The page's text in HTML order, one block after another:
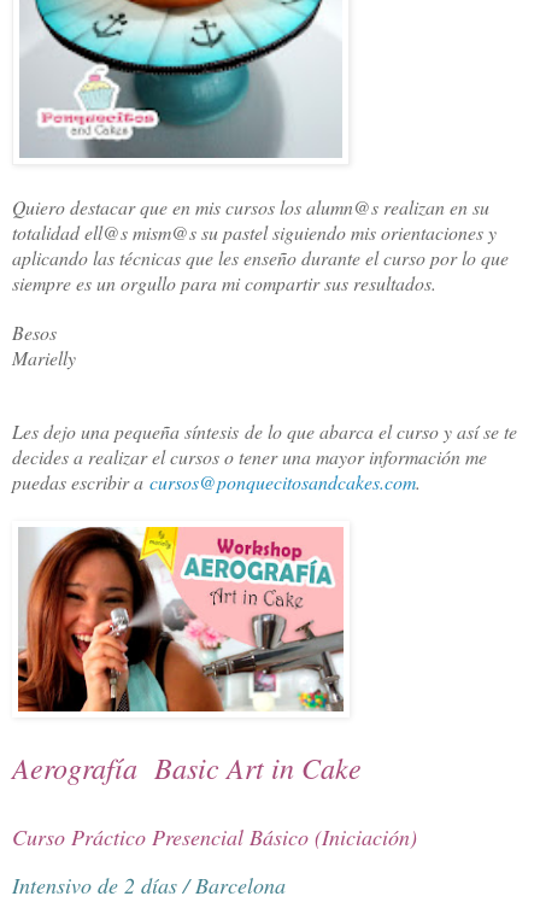
Quiero destacar que en mis cursos los alumn@s realizan en su
totalidad ell@s mism@s su pastel siguiendo mis orientaciones y
aplicando las técnicas que les enseño durante el curso por lo que
siempre es un orgullo para mi compartir sus resultados.
Besos
Marielly
Les dejo una pequeña síntesis de lo que abarca el curso y así se te
decides a realizar el cursos o tener una mayor información me
puedas escribir a cursos@ponquecitosandcakes.com.
Aerografía Basic Art in Cake
Curso Práctico Presencial Básico (Iniciación)
Intensivo de 2 días / Barcelona